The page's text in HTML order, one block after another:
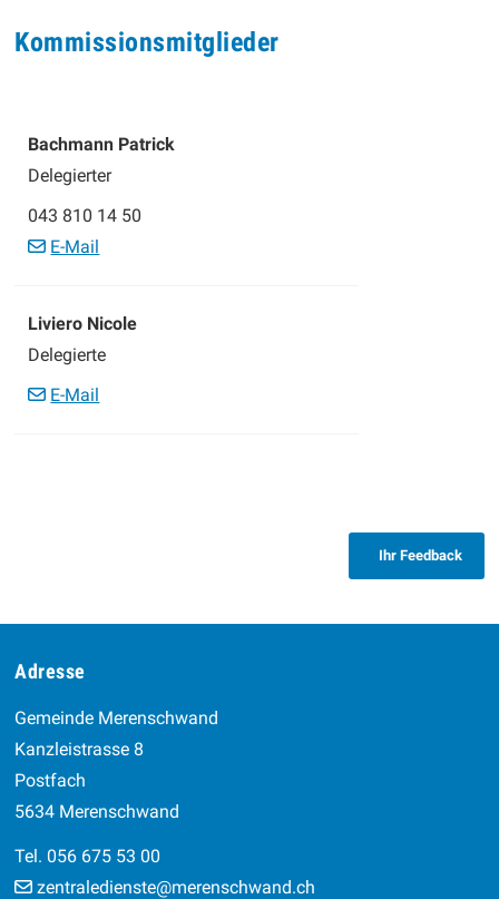
Kommissionsmitglieder
Bachmann Patrick
Delegierter
Zentrale
043 810 14 50
E-Mail
Liviero NicoleFunktion
Delegierte
E-Mail
Ihr Feedback
Footer
Adresse
Gemeinde Merenschwand
Kanzleistrasse 8
Postfach
5634 Merenschwand
Tel. 056 675 53 00
zentraledienste@merenschwand.ch